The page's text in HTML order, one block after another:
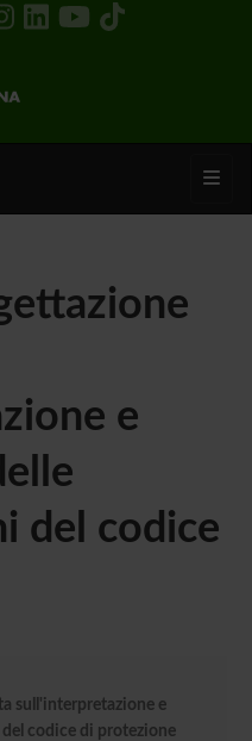
e
del codice
sull'interpretazione e
codice di protezione